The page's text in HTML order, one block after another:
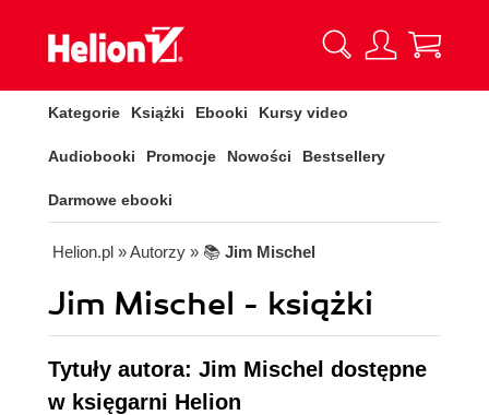
Kategorie Książki Ebooki Kursy video
Audiobooki Promocje Nowości Bestsellery
Darmowe ebooki
Helion.pl » Autorzy » 📚 Jim Mischel
Jim Mischel - książki
Tytuły autora: Jim Mischel dostępne
w księgarni Helion